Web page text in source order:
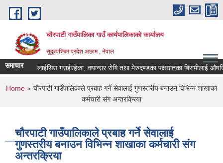
Skip to main content
चौरपाटी गाउँपालिका गाउँ कार्यपालिकाकाे कार्यालय
सुदूरपश्चिम प्रदेश अछाम , नेपाल
समाचारडायलाईसिस गराईरहेका, क्यान्सर रोगि तथा मेरुदण्डका पक्षघातका बिरामीलाई
You are here
Home » चौरपाटी गाउँपालिकाले प्रबाह गर्ने सेवालाई गुणस्तरीय बनाउन विभिन्न शाखाका
कर्मचारी संग अन्तरक्रिया
चौरपाटी गाउँपालिकाले प्रबाह गर्ने सेवालाई
गुणस्तरीय बनाउन विभिन्न शाखाका कर्मचारी संग
अन्तरक्रिया